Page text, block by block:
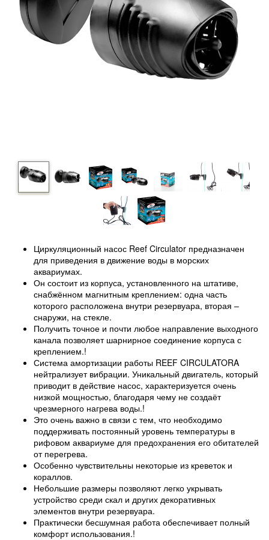
Циркуляционный насос Reef Circulator предназначен
для приведения в движение воды в морских
аквариумах.
Он состоит из корпуса, установленного на штативе,
снабжённом магнитным креплением: одна часть
которого расположена внутри резервуара, вторая –
снаружи, на стекле.
Получить точное и почти любое направление выходного
канала позволяет шарнирное соединение корпуса с
креплением.!
Система амортизации работы REEF CIRCULATORA
нейтрализует вибрации. Уникальный двигатель, который
приводит в действие насос, характеризуется очень
низкой мощностью, благодаря чему не создаёт
чрезмерного нагрева воды.!
Это очень важно в связи с тем, что необходимо
поддерживать постоянный уровень температуры в
рифовом аквариуме для предохранения его обитателей
от перегрева.
Особенно чувствительны некоторые из креветок и
кораллов.
Небольшие размеры позволяют легко укрывать
устройство среди скал и других декоративных
элементов внутри резервуара.
Практически бесшумная работа обеспечивает полный
комфорт использования.!